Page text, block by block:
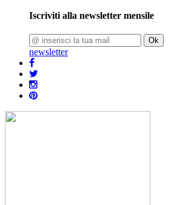
Iscriviti alla newsletter mensile
Ok
newsletter